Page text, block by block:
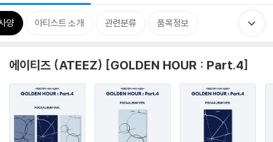
양 아티스트 소개 관련분류 품목정보
에이티즈 (ATEEZ) [GOLDEN HOUR : Part.4]